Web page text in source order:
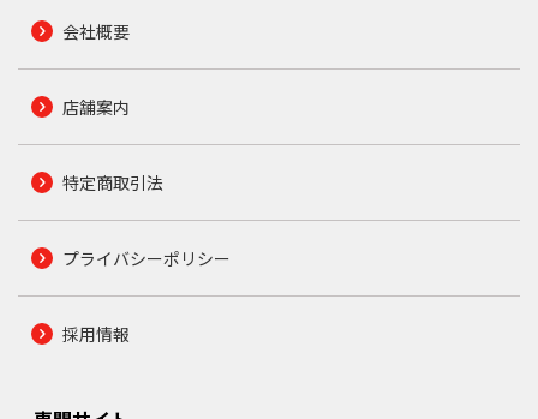
会社概要
店舗案内
特定商取引法
プライバシーポリシー
採用情報